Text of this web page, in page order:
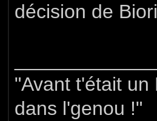
décision de
"Avant t'était
dans l'genou !"